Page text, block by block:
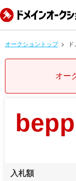
オークショントップ
オー
入札額